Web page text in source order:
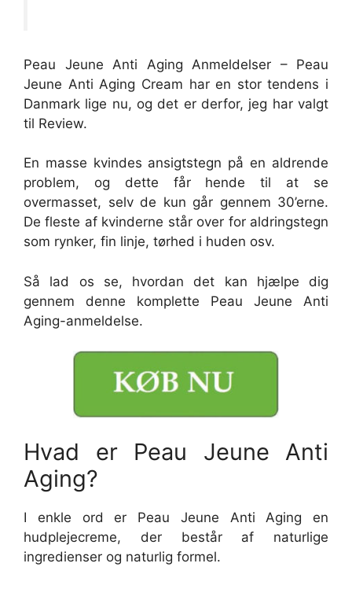
Peau Jeune Anti Aging Anmeldelser – Peau
Jeune Anti Aging Cream har en stor tendens i
Danmark lige nu, og det er derfor, jeg har valgt
til Review.
En masse kvindes ansigtstegn på en aldrende
problem, og dette får hende til at se
overmasset, selv de kun går gennem 30’erne.
De fleste af kvinderne står over for aldringstegn
som rynker, fin linje, tørhed i huden osv.
Så lad os se, hvordan det kan hjælpe dig
gennem denne komplette Peau Jeune Anti
Aging-anmeldelse.
Hvad er Peau Jeune Anti
Aging?
I enkle ord er Peau Jeune Anti Aging en
hudplejecreme, der består af naturlige
ingredienser og naturlig formel.